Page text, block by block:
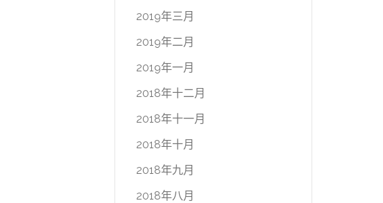
2019年三月
2019年二月
2019年一月
2018年十二月
2018年十一月
2018年十月
2018年九月
2018年八月